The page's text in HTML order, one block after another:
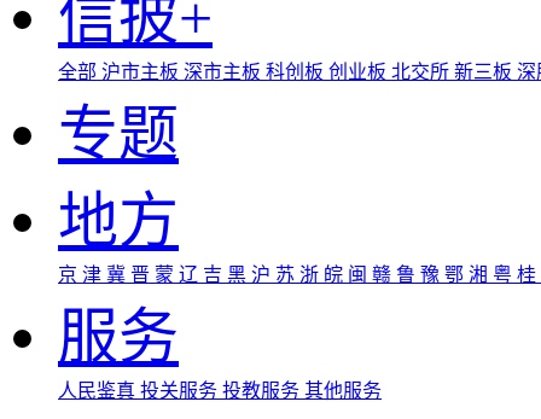
信披+
全部 沪市主板 深市主板 科创板 创业板 北交所 新三板
专题
地方
京 津 冀 晋 蒙 辽 吉 黑 沪 苏 浙 皖 闽 赣 鲁 豫 鄂 湘 粤 桂
服务
人民鉴真 投关服务 投教服务 其他服务